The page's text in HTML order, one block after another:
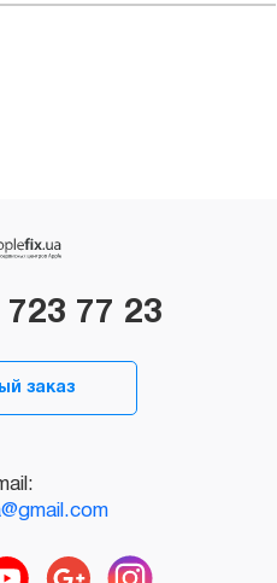
723 77 23
заказ